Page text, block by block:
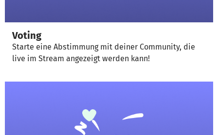
Voting
Starte eine Abstimmung mit deiner Community, die
live im Stream angezeigt werden kann!